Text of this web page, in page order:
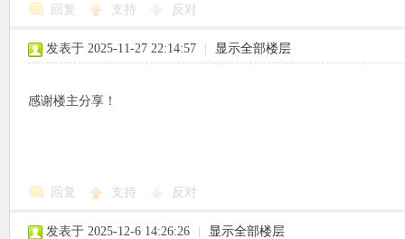
回复 支持 反对
发表于 2025-11-27 22:14:57 显示全部楼层
感谢楼主分享！
回复 支持 反对
发表于 2025-12-6 14:26:26 显示全部楼层